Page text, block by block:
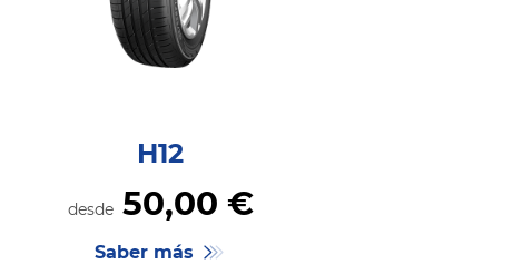
H12
desde 50,00 €
Saber más